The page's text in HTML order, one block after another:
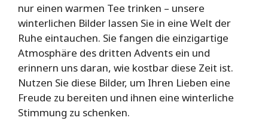
nur einen warmen Tee trinken – unsere
winterlichen Bilder lassen Sie in eine Welt der
Ruhe eintauchen. Sie fangen die einzigartige
Atmosphäre des dritten Advents ein und
erinnern uns daran, wie kostbar diese Zeit ist.
Nutzen Sie diese Bilder, um Ihren Lieben eine
Freude zu bereiten und ihnen eine winterliche
Stimmung zu schenken.